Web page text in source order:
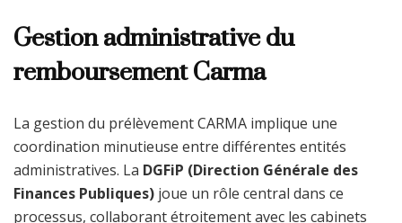
Gestion administrative du
remboursement Carma
La gestion du prélèvement CARMA implique une
coordination minutieuse entre différentes entités
administratives. La DGFiP (Direction Générale des
Finances Publiques) joue un rôle central dans ce
processus, collaborant étroitement avec les cabinets